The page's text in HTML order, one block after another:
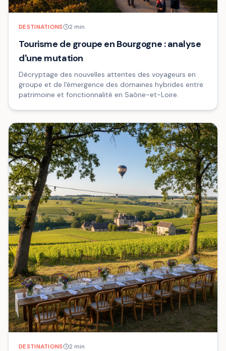
DESTINATIONS 2min
Tourisme de groupe en Bourgogne : analyse
d'une mutation
Décryptage des nouvelles attentes des voyageurs en
groupe et de l'émergence des domaines hybrides entre
patrimoine et fonctionnalité en Saône-et-Loire.
DESTINATIONS 2min